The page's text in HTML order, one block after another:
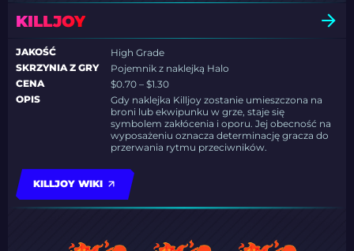
KILLJOY
JAKOŚĆ
High Grade
SKRZYNIA Z GRY
Pojemnik z naklejką Halo
CENA
$0.70 – $1.30
OPIS
Gdy naklejka Killjoy zostanie umieszczona na
broni lub ekwipunku w grze, staje się
symbolem zakłócenia i oporu. Jej obecność na
wyposażeniu oznacza determinację gracza do
przerwania rytmu przeciwników.
KILLJOY WIKI